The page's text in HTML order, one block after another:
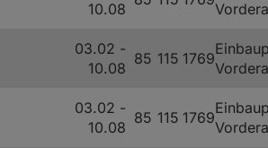
10.08
03.02 -
10.08
85 115 1769
03.02 -
10.08
85 115 1769